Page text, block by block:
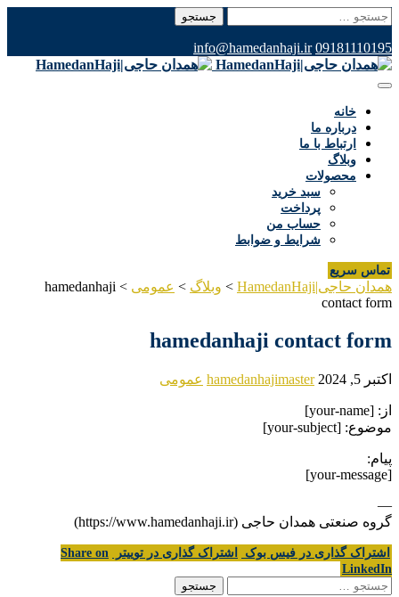
جستجو
09181110195
info@hamedanhaji.ir
خانه
درباره ما
ارتباط با ما
وبلاگ
محصولات
سبد خرید
پرداخت
حساب من
شرایط و ضوابط
تماس سریع
همدان حاجی|HamedanHaji > وبلاگ > عمومی >
hamedanhaji
contact form
hamedanhaji contact form
اکتبر 5, 2024 hamedanhajimaster عمومی
از: [your-name]
موضوع: [your-subject]
پیام:
[your-message]
—
گروه صنعتی همدان حاجی (https://www.hamedanhaji.ir)
اشتراک گذاری در فیس بوک اشتراک گذاری در توییتر
Share on
LinkedIn
جستجو